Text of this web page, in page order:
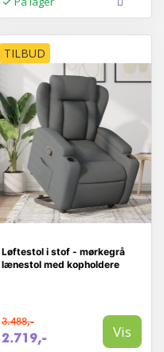
TILBUD
Løftestol i stof - mørkegrå
lænestol med kopholdere
3.488,-
2.719,- Vis